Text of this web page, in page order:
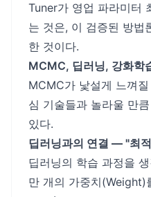
Tuner가 영업 파라미터
는 것은, 이 검증된 방법
한 것이다.
MCMC, 딥러닝, 강화학
MCMC가 낯설게 느껴
심 기술들과 놀라울 만
있다.
딥러닝과의 연결 — "최
딥러닝의 학습 과정을
만 개의 가중치(Weight)